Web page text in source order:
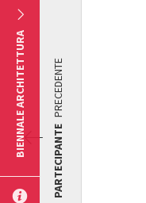
PARTECIPANTE
PRECEDENTE
BIENNALE ARCHITETTURA